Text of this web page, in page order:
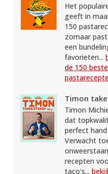
Het
geeft in
150
zomaar
een
favorieten...
de 150
Timon
Timon
dat
perfect
Verwacht
recepten
taco's...